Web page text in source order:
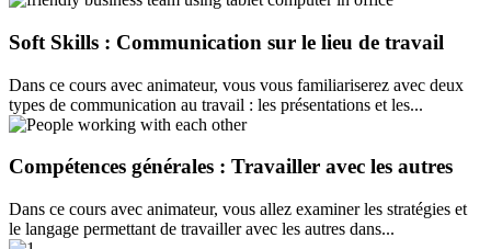
Soft Skills : Communication sur le lieu de travail
Dans ce cours avec animateur, vous vous familiariserez avec deux
types de communication au travail : les présentations et les...
Compétences générales : Travailler avec les autres
Dans ce cours avec animateur, vous allez examiner les stratégies et
le langage permettant de travailler avec les autres dans...